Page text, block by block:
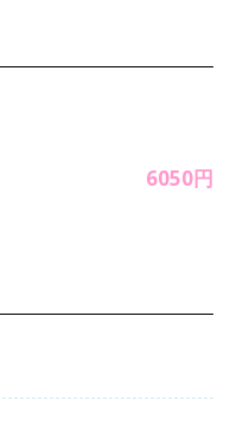
6050円